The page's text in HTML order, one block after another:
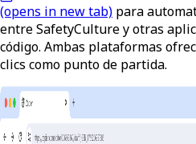
(opens in new tab) para
entre SafetyCulture y otras
código. Ambas plataformas
clics como punto de partida.